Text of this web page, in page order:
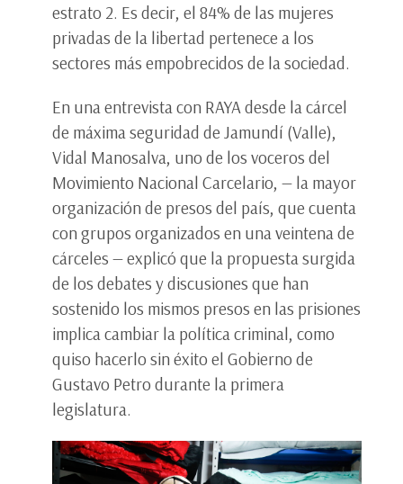
estrato 2. Es decir, el 84% de las mujeres
privadas de la libertad pertenece a los
sectores más empobrecidos de la sociedad.
En una entrevista con RAYA desde la cárcel
de máxima seguridad de Jamundí (Valle),
Vidal Manosalva, uno de los voceros del
Movimiento Nacional Carcelario, — la mayor
organización de presos del país, que cuenta
con grupos organizados en una veintena de
cárceles — explicó que la propuesta surgida
de los debates y discusiones que han
sostenido los mismos presos en las prisiones
implica cambiar la política criminal, como
quiso hacerlo sin éxito el Gobierno de
Gustavo Petro durante la primera
legislatura.